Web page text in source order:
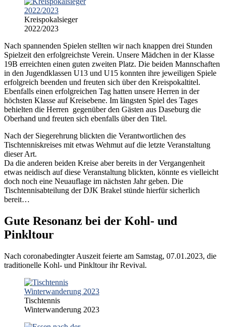
Kreispokalsieger
2022/2023
Nach spannenden Spielen stellten wir nach knappen drei Stunden
Spielzeit den erfolgreichste Verein. Unsere Mädchen in der Klasse
19B erreichten einen guten zweiten Platz. Die beiden Mannschaften
in den Jugendklassen U13 und U15 konnten ihre jeweiligen Spiele
erfolgreich beenden und freuten sich über den Kreispokaltitel.
Ebenfalls einen erfolgreichen Tag hatten unsere Herren in der
höchsten Klasse auf Kreisebene. Im längsten Spiel des Tages
behielten die Herren gegenüber den Gästen aus Daseburg die
Oberhand und freuten sich ebenfalls über den Titel.
Nach der Siegerehrung blickten die Verantwortlichen des
Tischtenniskreises mit etwas Wehmut auf die letzte Veranstaltung
dieser Art.
Da die anderen beiden Kreise aber bereits in der Vergangenheit
etwas neidisch auf diese Veranstaltung blickten, könnte es vielleicht
doch noch eine Neuauflage im nächsten Jahr geben. Die
Tischtennisabteilung der DJK Brakel stünde hierfür sicherlich
bereit…
Gute Resonanz bei der Kohl- und
Pinkltour
Nach coronabedingter Auszeit feierte am Samstag, 07.01.2023, die
traditionelle Kohl- und Pinkltour ihr Revival.
Tischtennis
Winterwanderung 2023